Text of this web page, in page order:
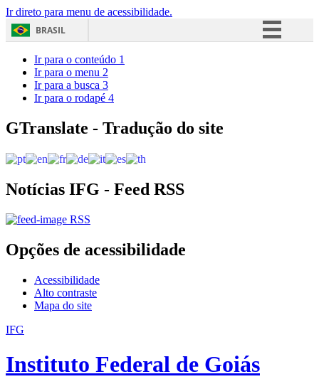
Ir direto para menu de acessibilidade.
BRASIL
Acesso à informação
Ir para o conteúdo 1
Ir para o menu 2
Ir para a busca 3
Ir para o rodapé 4
GTranslate - Tradução do site
Notícias IFG - Feed RSS
RSS
Opções de acessibilidade
Acessibilidade
Alto contraste
Mapa do site
IFG
Instituto Federal de Goiás